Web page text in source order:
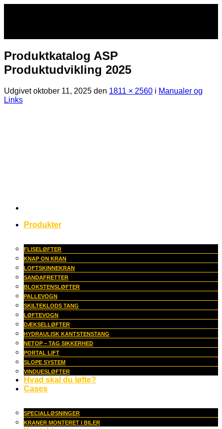
Produkter
FLISELØFTER
KNAP ON KRAN
LOFTSKINNEKRAN
SANDAFRETTER
BLOKSTENSLØFTER
PALLEVOGN
SKILTEKLODS TANG
LØFTEVOGN
DÆKSELLØFTER
HYDRAULISK KANTSTENSTANG
NETOP – TAG SIKKERHED
PORTAL LIFT
SLOPE SYSTEM
VINDUESLØFTER
Hvad skal du løfte?
Cases
SPECIALLØSNINGER
KRANER MONTERET I BILER
Produktkatalog ASP
Produktudvikling 2025
Udgivetoktober 11, 2025 den 1811 × 2560 i Manualer og
Links